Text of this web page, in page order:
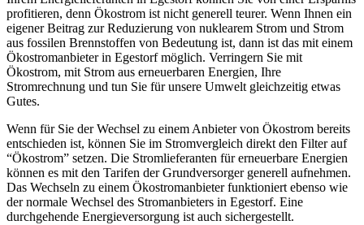
profitieren, denn Ökostrom ist nicht generell teurer. Wenn Ihnen ein
eigener Beitrag zur Reduzierung von nuklearem Strom und Strom
aus fossilen Brennstoffen von Bedeutung ist, dann ist das mit einem
Ökostromanbieter in Egestorf möglich. Verringern Sie mit
Ökostrom, mit Strom aus erneuerbaren Energien, Ihre
Stromrechnung und tun Sie für unsere Umwelt gleichzeitig etwas
Gutes.
Wenn für Sie der Wechsel zu einem Anbieter von Ökostrom bereits
entschieden ist, können Sie im Stromvergleich direkt den Filter auf
“Ökostrom” setzen. Die Stromlieferanten für erneuerbare Energien
können es mit den Tarifen der Grundversorger generell aufnehmen.
Das Wechseln zu einem Ökostromanbieter funktioniert ebenso wie
der normale Wechsel des Stromanbieters in Egestorf. Eine
durchgehende Energieversorgung ist auch sichergestellt.